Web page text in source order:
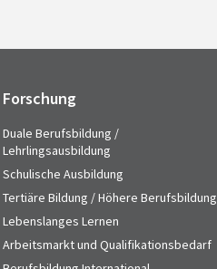
Forschung
Duale Berufsbildung /
Lehrlingsausbildung
Schulische Ausbildung
Tertiäre Bildung / Höhere Berufsbildung
Lebenslanges Lernen
Arbeitsmarkt und Qualifikationsbedarf